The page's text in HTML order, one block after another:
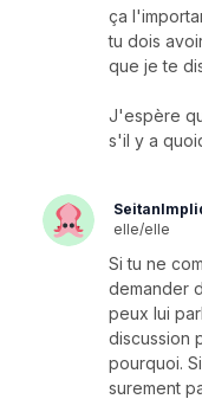
ça
tu dois
que je te
J'espère
s'il y a
elle/elle
Si tu ne
demander
peux lui
discussion
pourquoi.
surement